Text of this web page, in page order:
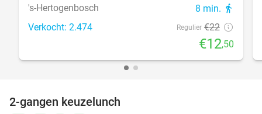
's-Hertogenbosch 8 min. directions_walk
Verkocht: 2.474 Regulier €22
€12,50
2-gangen keuzelunch